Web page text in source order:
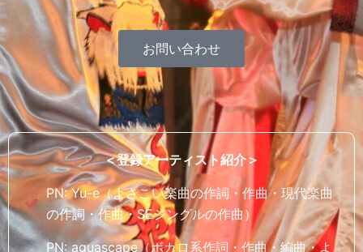
お問い合わせ
＜登録アーティスト紹介＞
PN: Yu-e（よさこい楽曲の作詞・作曲・現代楽曲
の作詞・作曲・SEジングルの作曲）
PN: aquascape（ボカロ系作詞・作曲・編曲・よ